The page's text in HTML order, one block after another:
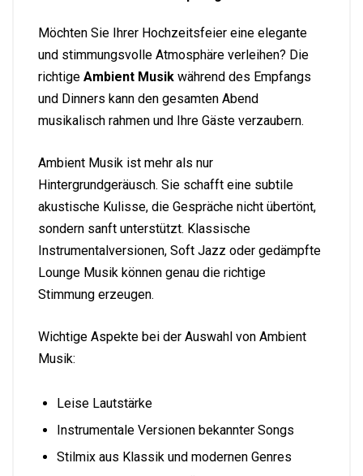
Möchten Sie Ihrer Hochzeitsfeier eine elegante
und stimmungsvolle Atmosphäre verleihen? Die
richtige Ambient Musik während des Empfangs
und Dinners kann den gesamten Abend
musikalisch rahmen und Ihre Gäste verzaubern.
Ambient Musik ist mehr als nur
Hintergrundgeräusch. Sie schafft eine subtile
akustische Kulisse, die Gespräche nicht übertönt,
sondern sanft unterstützt. Klassische
Instrumentalversionen, Soft Jazz oder gedämpfte
Lounge Musik können genau die richtige
Stimmung erzeugen.
Wichtige Aspekte bei der Auswahl von Ambient
Musik:
Leise Lautstärke
Instrumentale Versionen bekannter Songs
Stilmix aus Klassik und modernen Genres